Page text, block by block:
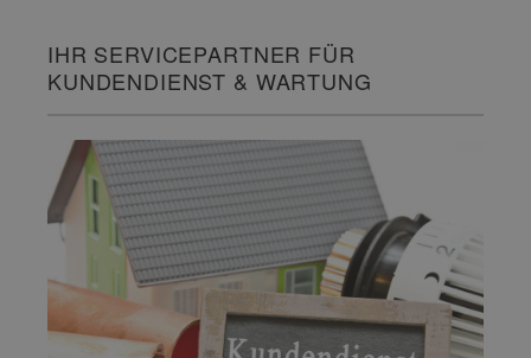
IHR SERVICEPARTNER FÜR
KUNDENDIENST & WARTUNG